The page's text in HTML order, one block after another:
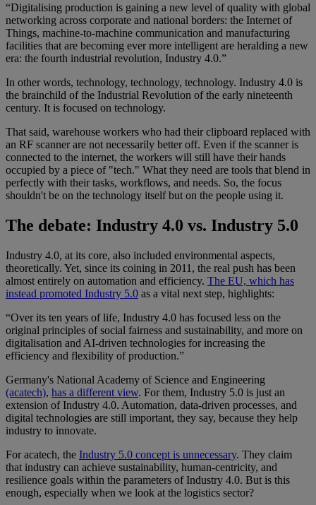
“Digitalising production is gaining a new level of quality with global
networking across corporate and national borders: the Internet of
Things, machine-to-machine communication and manufacturing
facilities that are becoming ever more intelligent are heralding a new
era: the fourth industrial revolution, Industry 4.0.”
In other words, technology, technology, technology. Industry 4.0 is
the brainchild of the Industrial Revolution of the early nineteenth
century. It is focused on technology.
That said, warehouse workers who had their clipboard replaced with
an RF scanner are not necessarily better off. Even if the scanner is
connected to the internet, the workers will still have their hands
occupied by a piece of "tech." What they need are tools that blend in
perfectly with their tasks, workflows, and needs. So, the focus
shouldn't be on the technology itself but on the people using it.
The debate: Industry 4.0 vs. Industry 5.0
Industry 4.0, at its core, also included environmental aspects,
theoretically. Yet, since its coining in 2011, the real push has been
almost entirely on automation and efficiency. The EU, which has
instead promoted Industry 5.0 as a vital next step, highlights:
“Over its ten years of life, Industry 4.0 has focused less on the
original principles of social fairness and sustainability, and more on
digitalisation and AI-driven technologies for increasing the
efficiency and flexibility of production.”
Germany's National Academy of Science and Engineering
(acatech), has a different view. For them, Industry 5.0 is just an
extension of Industry 4.0. Automation, data-driven processes, and
digital technologies are still important, they say, because they help
industry to innovate.
For acatech, the Industry 5.0 concept is unnecessary. They claim
that industry can achieve sustainability, human-centricity, and
resilience goals within the parameters of Industry 4.0. But is this
enough, especially when we look at the logistics sector?